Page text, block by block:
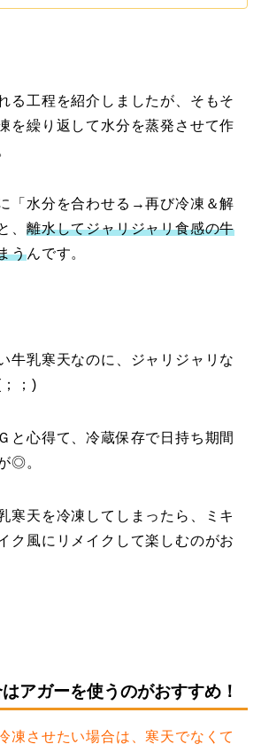
る工程を紹介しましたが、そもそ
を繰り返して水分を蒸発させて作
「水分を合わせる→再び冷凍＆解
、離水してジャリジャリ食感の牛
うんです。
牛乳寒天なのに、ジャリジャリな
；)
と心得て、冷蔵保存で日持ち期間
◎。
寒天を冷凍してしまったら、ミキ
ク風にリメイクして楽しむのがお
アガーを使うのがおすすめ！
凍させたい場合は、寒天でなくて